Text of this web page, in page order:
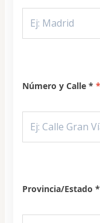
Número y Calle *
Provincia/Estado *